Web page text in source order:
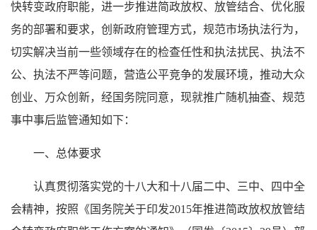
快转变政府职能，进一步推进简政放权、放管结合、优化服
务的部署和要求，创新政府管理方式，规范市场执法行为，
切实解决当前一些领域存在的检查任性和执法扰民、执法不
公、执法不严等问题，营造公平竞争的发展环境，推动大众
创业、万众创新，经国务院同意，现就推广随机抽查、规范
事中事后监管通知如下：
一、总体要求
认真贯彻落实党的十八大和十八届二中、三中、四中全
会精神，按照《国务院关于印发2015年推进简政放权放管结